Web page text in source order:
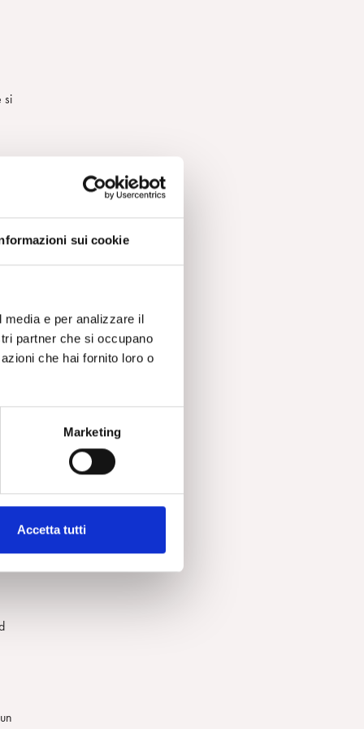
sui cookie
e per analizzare il
partner che si occupano
che hai fornito loro o
Marketing
Accetta tutti
si